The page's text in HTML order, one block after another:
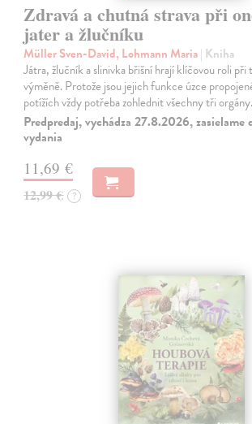
Zdravá a chutná strava při
jater a žlučníku
Müller Sven-David, Lohmann Maria| Kniha
Játra, žlučník a slinivka břišní hrají klíčovou roli při
výměně. Protože jsou jejich funkce úzce
potížích vždy potřeba zohlednit všechny tři orgány.
Predpredaj, vychádza 27.8.2026, zasielame
vydania
11,69 €
12,99 € ?